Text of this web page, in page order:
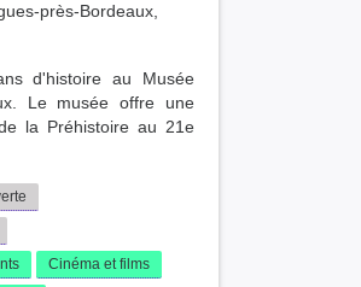
près-Bordeaux,
d'histoire au Musée
Le musée offre une
la Préhistoire au 21e
Cinéma et films